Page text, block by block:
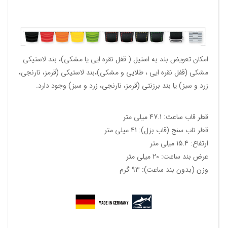
امکان تعویض بند به استیل ( قفل نقره ایی یا مشکی)، بند لاستیکی
مشکی (قفل نقره ایی ، طلایی و مشکی)،بند لاستیکی (قرمز، نارنجی،
زرد و سبز) یا بند برزنتی (قرمز، نارنجی، زرد و سبز) وجود دارد.
قطر قاب ساعت: 47.1 میلی متر
قطر ناب سنج (قاب بزل): 41 میلی متر
ارتفاع: 15.4 میلی متر
عرض بند ساعت: 20 میلی متر
وزن (بدون بند ساعت): 93 گرم